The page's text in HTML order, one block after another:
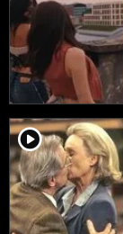
player2